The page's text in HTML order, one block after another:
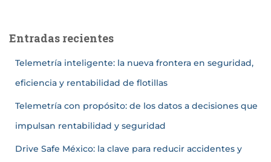
Entradas recientes
Telemetría inteligente: la nueva frontera en seguridad,
eficiencia y rentabilidad de flotillas
Telemetría con propósito: de los datos a decisiones que
impulsan rentabilidad y seguridad
Drive Safe México: la clave para reducir accidentes y